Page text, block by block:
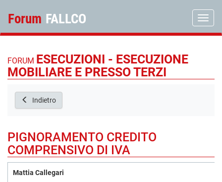
Forum FALLCO
FORUM ESECUZIONI - ESECUZIONE
MOBILIARE E PRESSO TERZI
Indietro
PIGNORAMENTO CREDITO
COMPRENSIVO DI IVA
Mattia Callegari